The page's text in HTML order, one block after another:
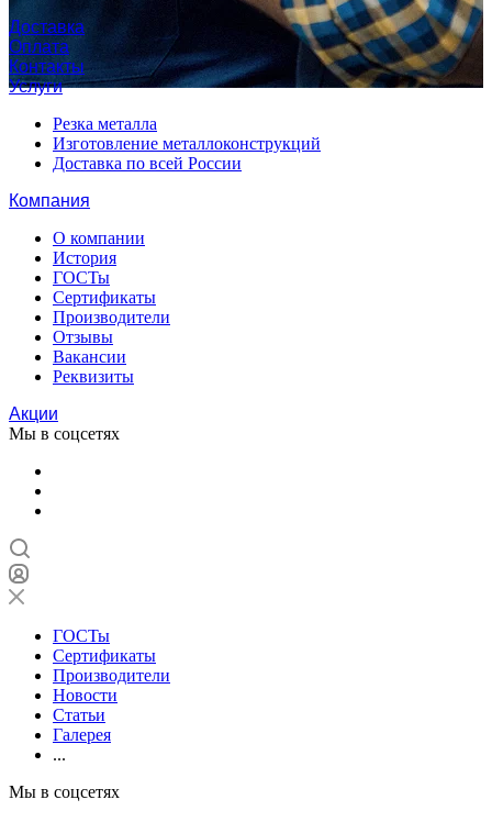
Доставка
Оплата
Контакты
Услуги
Резка металла
Изготовление металлоконструкций
Доставка по всей России
Компания
О компании
История
ГОСТы
Сертификаты
Производители
Отзывы
Вакансии
Реквизиты
Акции
Мы в соцсетях
ГОСТы
Сертификаты
Производители
Новости
Статьи
Галерея
...
Мы в соцсетях